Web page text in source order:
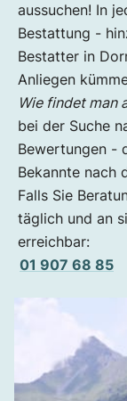
aussuchen! In
Bestattung -
Bestatter in
Anliegen
Wie findet man
bei der Suche
Bewertungen -
Bekannte nach
Falls Sie
täglich und an
erreichbar:
01 907 68 85